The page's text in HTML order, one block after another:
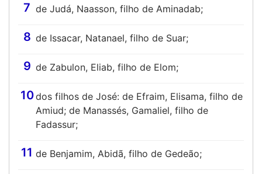
7 de Judá, Naasson, filho de Aminadab;
8 de Issacar, Natanael, filho de Suar;
9 de Zabulon, Eliab, filho de Elom;
10dos filhos de José: de Efraim, Elisama, filho de
Amiud; de Manassés, Gamaliel, filho de
Fadassur;
11 de Benjamim, Abidã, filho de Gedeão;